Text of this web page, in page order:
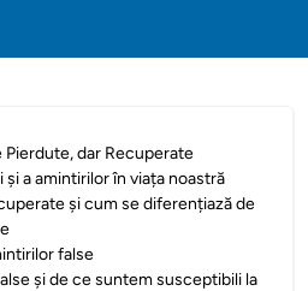
dar Recuperate
a amintirilor în viața noastră
și cum se diferențiază de
false
și de ce suntem susceptibili la